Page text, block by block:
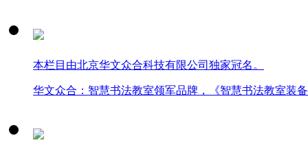
本栏目由北京华文众合科技有限公司独家冠名。
华文众合：智慧书法教室领军品牌，《智慧书法教室装